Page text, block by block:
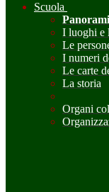
Scuola
I luoghi e
Le
I numeri
Le carte
La storia
Organi